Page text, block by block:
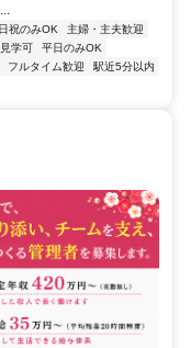
祝のみOK
主婦・主夫歓迎
学可
平日のみOK
フルタイム歓迎
駅近5分以内